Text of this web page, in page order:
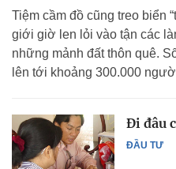
Tiệm cầm đồ cũng treo biển
giới giờ len lỏi vào tận các
những mảnh đất thôn quê.
lên tới khoảng 300.000
ĐẦU TƯ
Đi đâu